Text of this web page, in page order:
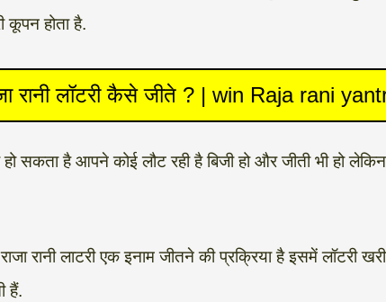
कूपन होता है.
रानी लॉटरी कैसे जीते ? | win Raja rani
हो सकता है आपने कोई लौट रही है बिजी हो और जीती भी हो
रानी लाटरी एक इनाम जीतने की प्रक्रिया है इसमें लॉटरी
हैं.